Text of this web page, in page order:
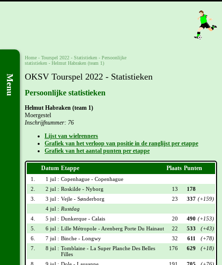
Menu
Home - Tourspel 2022 - Statistieken - Persoonlijke
statistieken - Helmut Habraken (team 1)
OKSV Tourspel 2022 - Statistieken
Persoonlijke statistieken
Helmut Habraken (team 1)
Moergestel
Inschrijfnummer: 76
Lijst van wielrenners
Grafiek van het verloop van positie in de ranglijst per etappe
Grafiek van het aantal punten per etappe
Datum Etappe Plaats Punten
1. 1 jul : Copenhague - Copenhague
2.
2 jul : Roskilde - Nyborg 13
178
3.
3 jul : Vejle - Sønderborg 23 337 (+159)
4 jul : Rustdag
4.
5 jul : Dunkerque - Calais 20 490 (+153)
5.
6 jul : Lille Métropole - Arenberg Porte Du Hainaut 22 533
(+43)
6.
7 jul : Binche - Longwy 32 611
(+78)
7.
8 jul : Tomblaine - La Super Planche Des Belles
Filles
176 629 (+18)
8. 9 jul : Dole - Lausanne 191 705
(+76)